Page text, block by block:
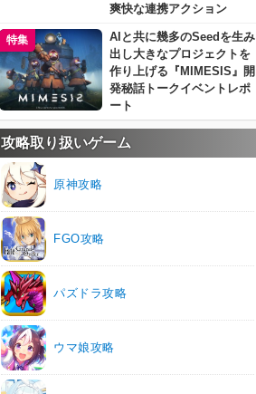
爽快な連携アクション
特集
AIと共に幾多のSeedを生み
出し大きなプロジェクトを
作り上げる『MIMESIS』開
発秘話トークイベントレポ
ート
攻略取り扱いゲーム
原神攻略
FGO攻略
パズドラ攻略
ウマ娘攻略